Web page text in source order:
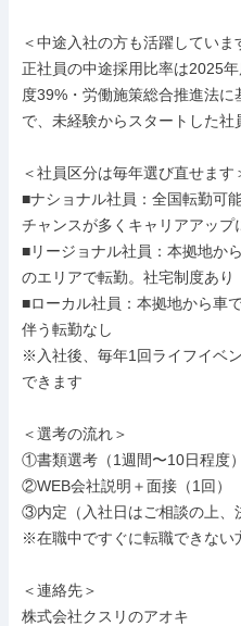
＜中途入社の方も活躍していま
正社員の中途採用比率は2025
度39%・労働施策総合推進法
で、未経験からスタートした社
＜社員区分は毎年選び直せます
■ナショナル社員：全国転勤可
チャンスが多くキャリアアップ
■リージョナル社員：本拠地か
のエリアで転勤。社宅制度あり
■ローカル社員：本拠地から車
伴う転勤なし
※入社後、毎年1回ライフイベ
できます
＜選考の流れ＞
①書類選考（1週間〜10日程度）
②WEB会社説明＋面接（1回）
③内定（入社日はご相談の上、
※在職中ですぐに転職できない
＜連絡先＞
株式会社クスリのアオキ